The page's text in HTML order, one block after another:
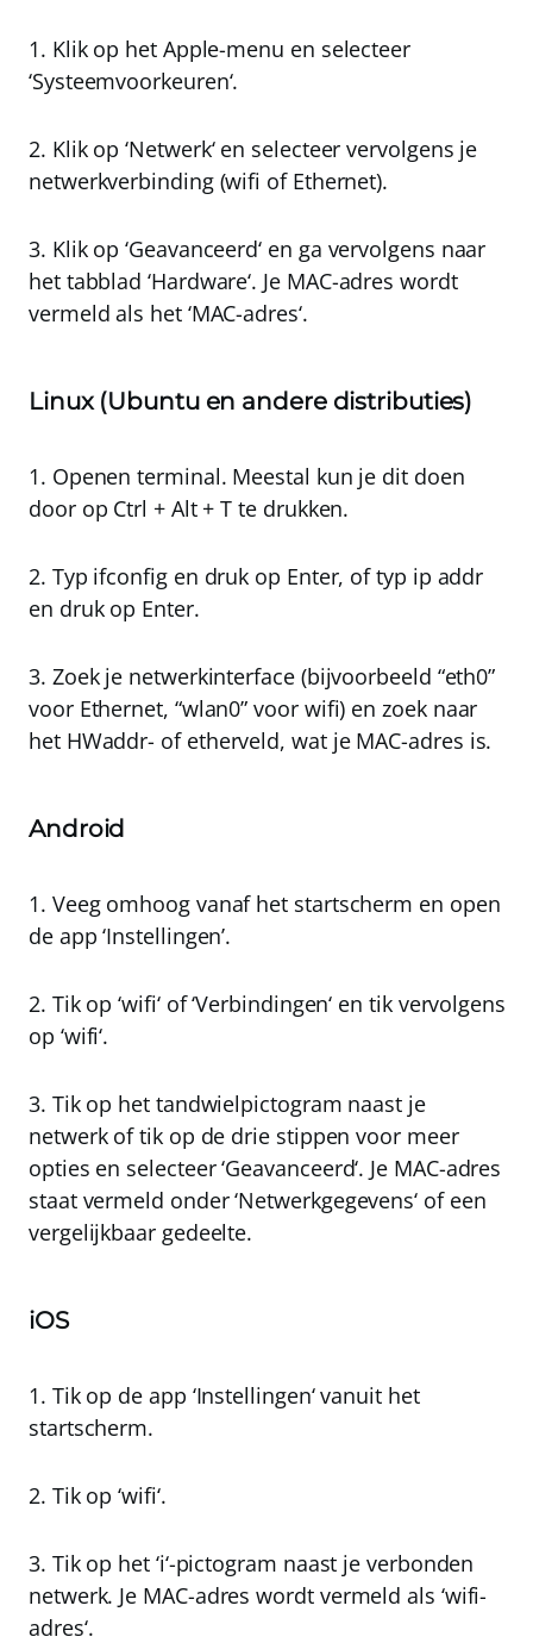
1. Klik op het Apple-menu en selecteer
‘Systeemvoorkeuren‘.
2. Klik op ‘Netwerk‘ en selecteer vervolgens je
netwerkverbinding (wifi of Ethernet).
3. Klik op ‘Geavanceerd‘ en ga vervolgens naar
het tabblad ‘Hardware‘. Je MAC-adres wordt
vermeld als het ‘MAC-adres‘.
Linux (Ubuntu en andere distributies)
1. Openen terminal. Meestal kun je dit doen
door op Ctrl + Alt + T te drukken.
2. Typ ifconfigen druk op Enter, of typ ip addr
en druk op Enter.
3. Zoek je netwerkinterface (bijvoorbeeld “eth0”
voor Ethernet, “wlan0” voor wifi) en zoek naar
het HWaddr- of etherveld, wat je MAC-adres is.
Android
1. Veeg omhoog vanaf het startscherm en open
de app ‘Instellingen’.
2. Tik op ‘wifi‘ of ‘Verbindingen‘ en tik vervolgens
op ‘wifi‘.
3. Tik op het tandwielpictogram naast je
netwerk of tik op de drie stippen voor meer
opties en selecteer ‘Geavanceerd‘. Je MAC-adres
staat vermeld onder ‘Netwerkgegevens‘ of een
vergelijkbaar gedeelte.
iOS
1. Tik op de app ‘Instellingen‘ vanuit het
startscherm.
2. Tik op ‘wifi‘.
3. Tik op het ‘i‘-pictogram naast je verbonden
netwerk. Je MAC-adres wordt vermeld als ‘wifi-
adres‘.